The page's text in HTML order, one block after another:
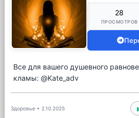
28
ПРОСМОТРОВ
Все для вашего душевного
кламы: @Kate_adv
Здоровье • 2.10.2025